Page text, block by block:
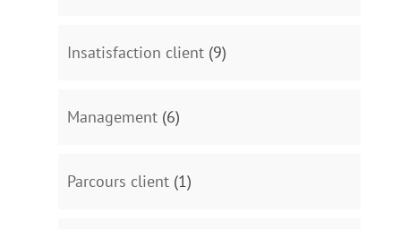
Insatisfaction client(9)
Management(6)
Parcours client(1)